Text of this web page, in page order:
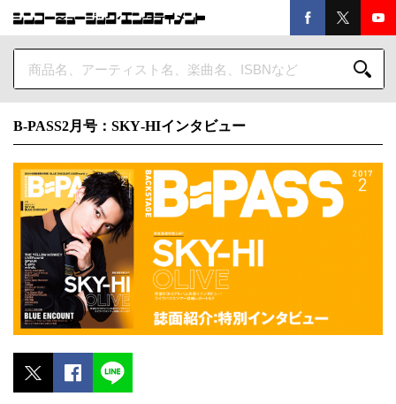
B-PASS2月号：SKY‐HIインタビュー